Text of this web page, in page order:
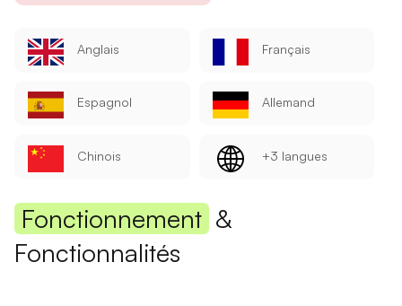
Anglais Français
Espagnol Allemand
Chinois +3 langues
Fonctionnement &
Fonctionnalités